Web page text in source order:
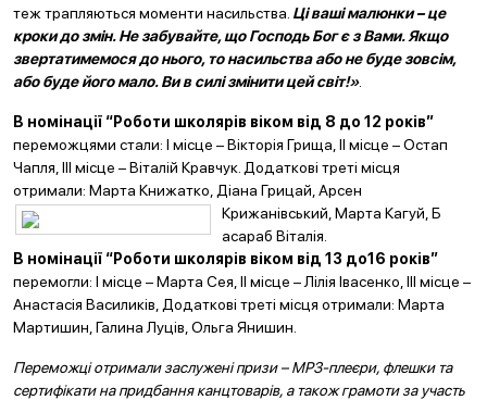
теж трапляються моменти насильства. Ці ваші малюнки – це
кроки до змін. Не забувайте, що Господь Бог є з Вами. Якщо
звертатимемося до нього, то насильства або не буде зовсім,
або буде його мало. Ви в силі змінити цей світ!».
В номінації “Роботи школярів віком від 8 до 12 років”
переможцями стали: І місце – Вікторія Грища, ІІ місце – Остап
Чапля, ІІІ місце – Віталій Кравчук. Додаткові треті місця
отримали: Марта Книжатко, Діана Грицай, Арсен
Крижанівський, Марта Кагуй, Б
асараб Віталія.
В номінації “Роботи школярів віком від 13 до16 років”
перемогли: І місце – Марта Сея, ІІ місце – Лілія Івасенко, ІІІ місце –
Анастасія Василиків, Додаткові треті місця отримали: Марта
Мартишин, Галина Луців, Ольга Янишин.
Переможці отримали заслужені призи – МР3-плеєри, флешки та
сертифікати на придбання канцтоварів, а також грамоти за участь